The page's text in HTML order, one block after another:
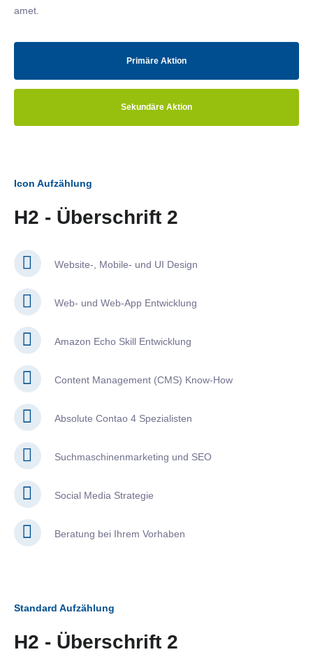
amet.
Primäre Aktion
Sekundäre Aktion
Icon Aufzählung
H2 - Überschrift 2
Website-, Mobile- und UI Design
Web- und Web-App Entwicklung
Amazon Echo Skill Entwicklung
Content Management (CMS) Know-How
Absolute Contao 4 Spezialisten
Suchmaschinenmarketing und SEO
Social Media Strategie
Beratung bei Ihrem Vorhaben
Standard Aufzählung
H2 - Überschrift 2